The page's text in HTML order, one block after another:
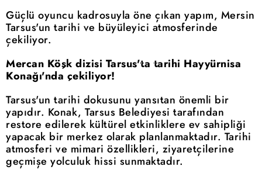
Güçlü oyuncu kadrosuyla öne çıkan yapım, Mersin
Tarsus'un tarihi ve büyüleyici atmosferinde
çekiliyor.
Mercan Köşk dizisi Tarsus'ta tarihi Hayyürnisa
Konağı'nda çekiliyor!
Tarsus'un tarihi dokusunu yansıtan önemli bir
yapıdır. Konak, Tarsus Belediyesi tarafından
restore edilerek kültürel etkinliklere ev sahipliği
yapacak bir merkez olarak planlanmaktadır. Tarihi
atmosferi ve mimari özellikleri, ziyaretçilerine
geçmişe yolculuk hissi sunmaktadır.